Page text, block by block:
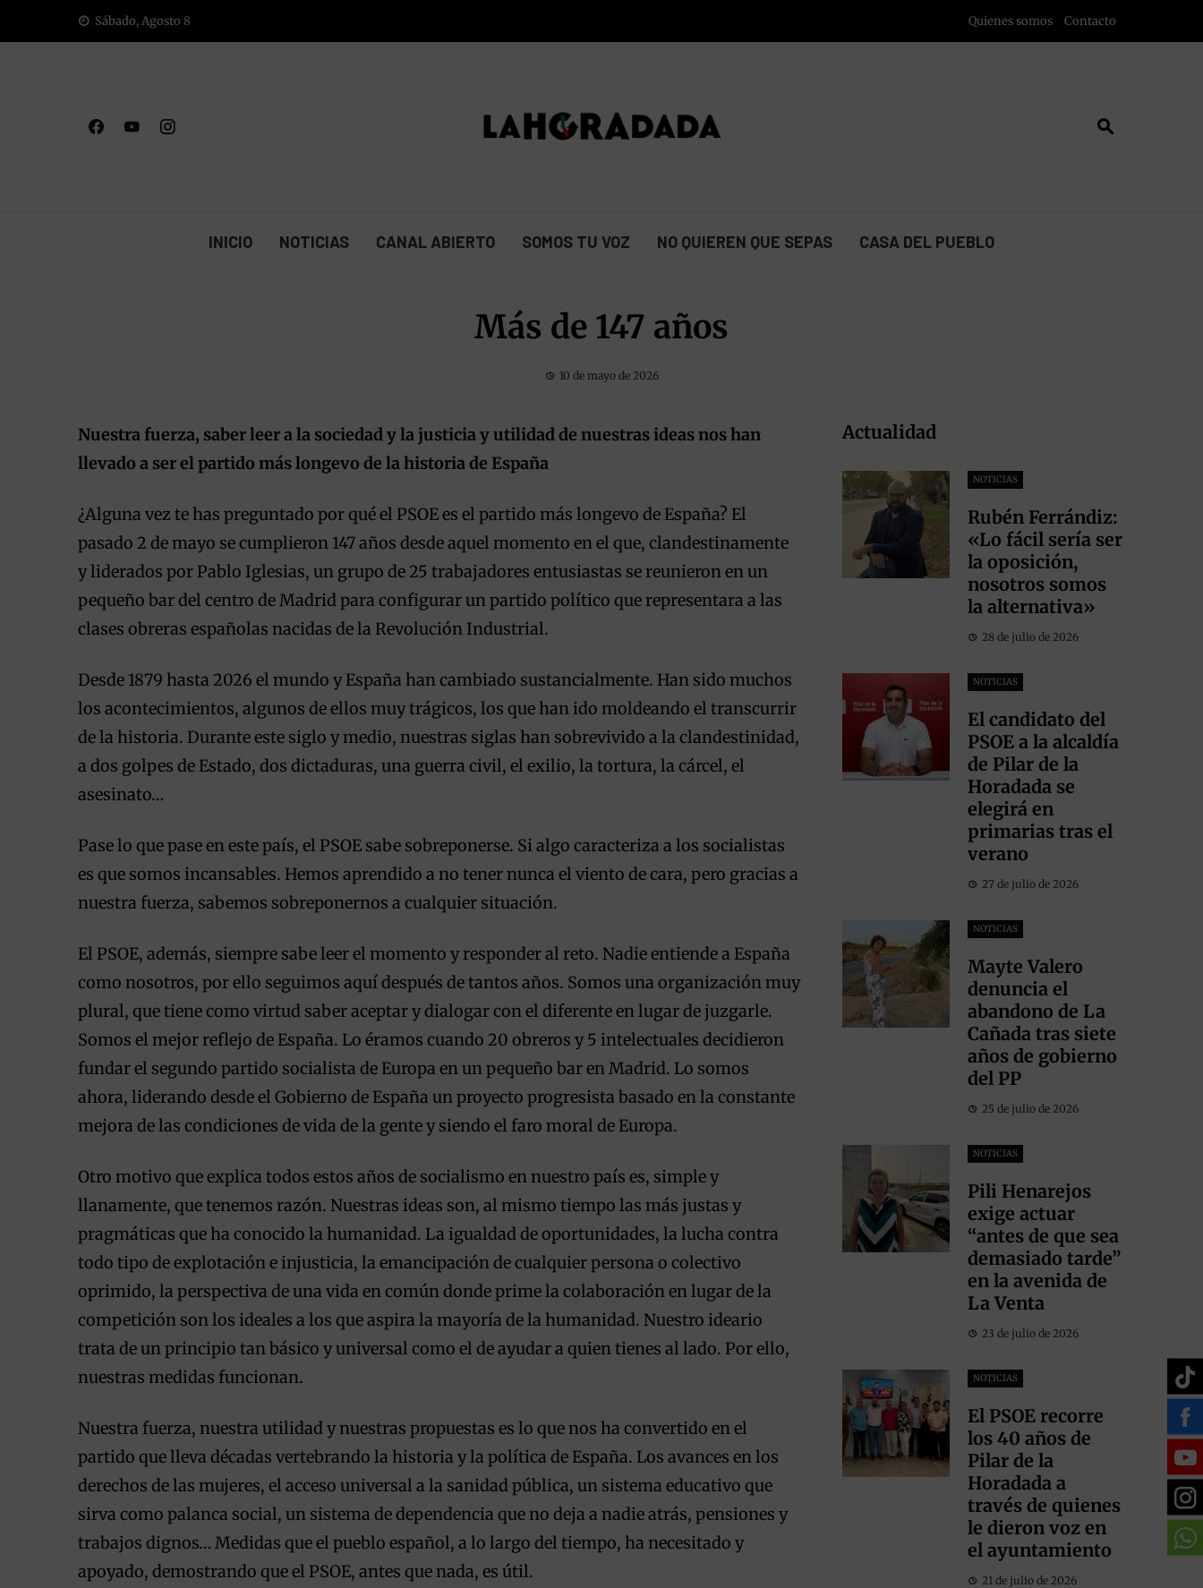
al
Sábado, Agosto 8 Quienes somos Contacto
INICIO NOTICIAS CANAL ABIERTO SOMOS TU VOZ NO QUIEREN QUE SEPAS CASA DEL PUEBLO
Más de 147 años
10 de mayo de 2026
Nuestra fuerza, saber leer a la sociedad y la justicia y utilidad de nuestras ideas nos han
llevado a ser el partido más longevo de la historia de España
¿Alguna vez te has preguntado por qué el PSOE es el partido más longevo de España? El
pasado 2 de mayo se cumplieron 147 años desde aquel momento en el que, clandestinamente
y liderados por Pablo Iglesias, un grupo de 25 trabajadores entusiastas se reunieron en un
pequeño bar del centro de Madrid para configurar un partido político que representara a las
clases obreras españolas nacidas de la Revolución Industrial.
Desde 1879 hasta 2026 el mundo y España han cambiado sustancialmente. Han sido muchos
los acontecimientos, algunos de ellos muy trágicos, los que han ido moldeando el transcurrir
de la historia. Durante este siglo y medio, nuestras siglas han sobrevivido a la clandestinidad,
a dos golpes de Estado, dos dictaduras, una guerra civil, el exilio, la tortura, la cárcel, el
asesinato…
Pase lo que pase en este país, el PSOE sabe sobreponerse. Si algo caracteriza a los socialistas
es que somos incansables. Hemos aprendido a no tener nunca el viento de cara, pero gracias a
nuestra fuerza, sabemos sobreponernos a cualquier situación.
El PSOE, además, siempre sabe leer el momento y responder al reto. Nadie entiende a España
como nosotros, por ello seguimos aquí después de tantos años. Somos una organización muy
plural, que tiene como virtud saber aceptar y dialogar con el diferente en lugar de juzgarle.
Somos el mejor reflejo de España. Lo éramos cuando 20 obreros y 5 intelectuales decidieron
fundar el segundo partido socialista de Europa en un pequeño bar en Madrid. Lo somos
ahora, liderando desde el Gobierno de España un proyecto progresista basado en la constante
mejora de las condiciones de vida de la gente y siendo el faro moral de Europa.
Otro motivo que explica todos estos años de socialismo en nuestro país es, simple y
llanamente, que tenemos razón. Nuestras ideas son, al mismo tiempo las más justas y
pragmáticas que ha conocido la humanidad. La igualdad de oportunidades, la lucha contra
todo tipo de explotación e injusticia, la emancipación de cualquier persona o colectivo
oprimido, la perspectiva de una vida en común donde prime la colaboración en lugar de la
competición son los ideales a los que aspira la mayoría de la humanidad. Nuestro ideario
trata de un principio tan básico y universal como el de ayudar a quien tienes al lado. Por ello,
nuestras medidas funcionan.
Nuestra fuerza, nuestra utilidad y nuestras propuestas es lo que nos ha convertido en el
partido que lleva décadas vertebrando la historia y la política de España. Los avances en los
derechos de las mujeres, el acceso universal a la sanidad pública, un sistema educativo que
sirva como palanca social, un sistema de dependencia que no deja a nadie atrás, pensiones y
trabajos dignos… Medidas que el pueblo español, a lo largo del tiempo, ha necesitado y
apoyado, demostrando que el PSOE, antes que nada, es útil.
Actualidad
NOTICIAS
Rubén Ferrándiz:
«Lo fácil sería ser
la oposición,
nosotros somos
la alternativa»
28 de julio de 2026
NOTICIAS
El candidato del
PSOE a la alcaldía
de Pilar de la
Horadada se
elegirá en
primarias tras el
verano
27 de julio de 2026
NOTICIAS
Mayte Valero
denuncia el
abandono de La
Cañada tras siete
años de gobierno
del PP
25 de julio de 2026
NOTICIAS
Pili Henarejos
exige actuar
“antes de que sea
demasiado tarde”
en la avenida de
La Venta
23 de julio de 2026
NOTICIAS
El PSOE recorre
los 40 años de
Pilar de la
Horadada a
través de quienes
le dieron voz en
el ayuntamiento
21 de julio de 2026